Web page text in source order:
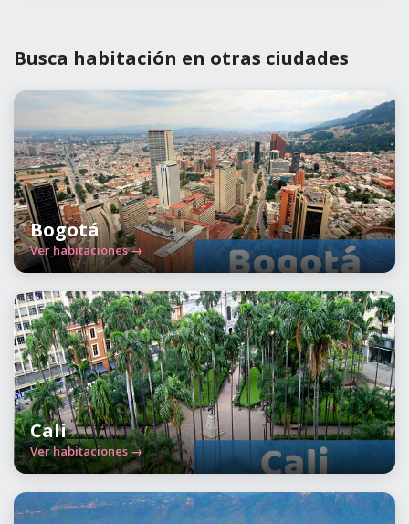
Busca habitación en otras ciudades
Bogotá
Ver habitaciones →
Cali
Ver habitaciones →